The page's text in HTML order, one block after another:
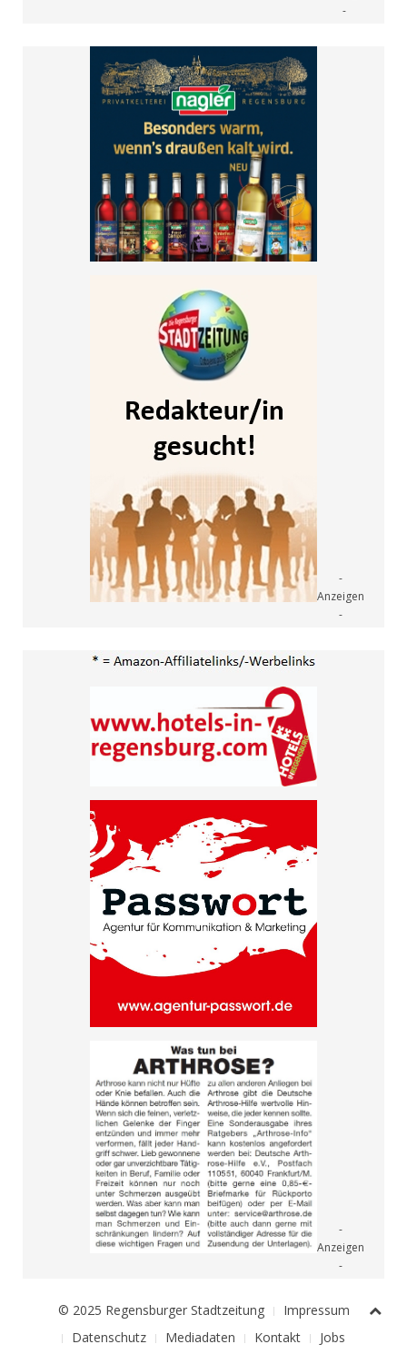
© 2025 Regensburger Stadtzeitung
Impressum
Datenschutz
Mediadaten Kontakt Jobs